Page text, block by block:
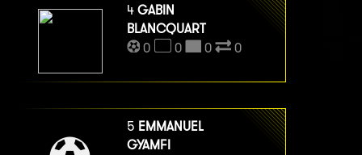
4 GABIN
BLANCQUART
0
0 0 0
5 EMMANUEL
GYAMFI